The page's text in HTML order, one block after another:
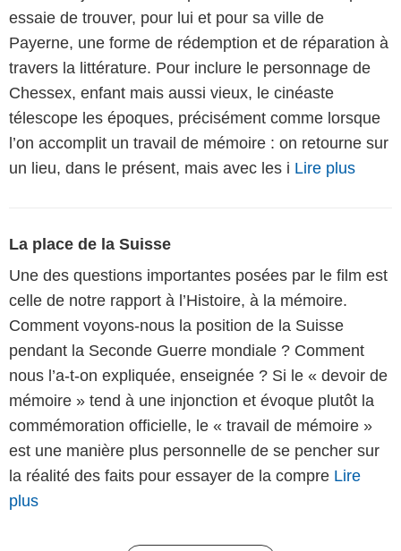
essaie de trouver, pour lui et pour sa ville de
Payerne, une forme de rédemption et de réparation à
travers la littérature. Pour inclure le personnage de
Chessex, enfant mais aussi vieux, le cinéaste
télescope les époques, précisément comme lorsque
l’on accomplit un travail de mémoire : on retourne sur
un lieu, dans le présent, mais avec les i Lire plus
La place de la Suisse
Une des questions importantes posées par le film est
celle de notre rapport à l’Histoire, à la mémoire.
Comment voyons-nous la position de la Suisse
pendant la Seconde Guerre mondiale ? Comment
nous l’a-t-on expliquée, enseignée ? Si le « devoir de
mémoire » tend à une injonction et évoque plutôt la
commémoration officielle, le « travail de mémoire »
est une manière plus personnelle de se pencher sur
la réalité des faits pour essayer de la compre Lire
plus